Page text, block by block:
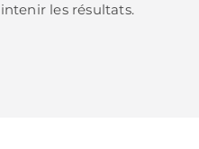
les résultats.